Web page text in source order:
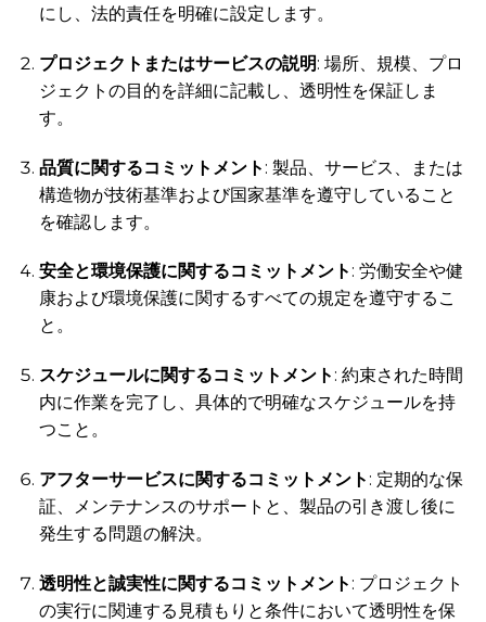
にし、法的責任を明確に設定します。
プロジェクトまたはサービスの説明: 場所、規模、プロ
ジェクトの目的を詳細に記載し、透明性を保証しま
す。
品質に関するコミットメント : 製品、サービス、または
構造物が技術基準および国家基準を遵守していること
を確認します。
安全と環境保護に関するコミットメント : 労働安全や健
康および環境保護に関するすべての規定を遵守するこ
と。
スケジュールに関するコミットメント : 約束された時間
内に作業を完了し、具体的で明確なスケジュールを持
つこと。
アフターサービスに関するコミットメント : 定期的な保
証、メンテナンスのサポートと、製品の引き渡し後に
発生する問題の解決。
透明性と誠実性に関するコミットメント : プロジェクト
の実行に関連する見積もりと条件において透明性を保